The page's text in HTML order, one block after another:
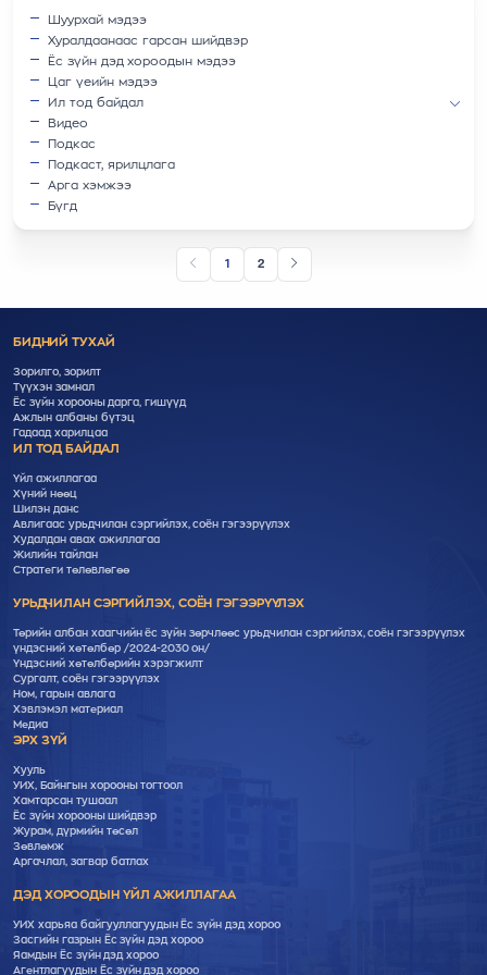
Шуурхай мэдээ
Хуралдаанаас гарсан шийдвэр
Ёс зүйн дэд хороодын мэдээ
Цаг үеийн мэдээ
Ил тод байдал
Видео
Подкас
Подкаст, ярилцлага
Арга хэмжээ
Бүгд
1 2
БИДНИЙ ТУХАЙ
Зорилго, зорилт
Түүхэн замнал
Ёс зүйн хорооны дарга, гишүүд
Ажлын албаны бүтэц
Гадаад харилцаа
ИЛ ТОД БАЙДАЛ
Үйл ажиллагаа
Хүний нөөц
Шилэн данс
Авлигаас урьдчилан сэргийлэх, соён гэгээрүүлэх
Худалдан авах ажиллагаа
Жилийн тайлан
Стратеги төлөвлөгөө
УРЬДЧИЛАН СЭРГИЙЛЭХ, СОЁН ГЭГЭЭРҮҮЛЭХ
Төрийн албан хаагчийн ёс зүйн зөрчлөөс урьдчилан сэргийлэх, соён гэгээрүүлэх
үндэсний хөтөлбөр /2024-2030 он/
Үндэсний хөтөлбөрийн хэрэгжилт
Cургалт, cоён гэгээрүүлэх
Ном, гарын авлага
Хэвлэмэл материал
Медиа
ЭРХ ЗҮЙ
Хууль
УИХ, Байнгын хорооны тогтоол
Хамтарсан тушаал
Ёс зүйн хорооны шийдвэр
Журам, дүрмийн төсөл
Зөвлөмж
Аргачлал, загвар батлах
ДЭД ХОРООДЫН ҮЙЛ АЖИЛЛАГАА
УИХ харьяа байгууллагуудын Ёс зүйн дэд хороо
Засгийн газрын Ёс зүйн дэд хороо
Яамдын Ёс зүйн дэд хороо
Агентлагуудын Ёс зүйн дэд хороо